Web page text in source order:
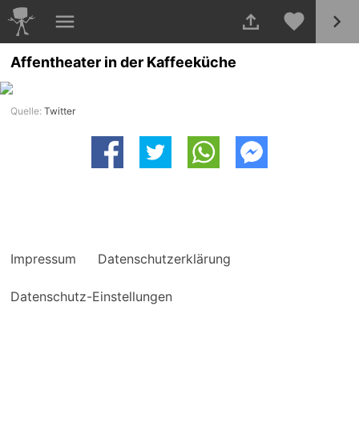
Affentheater in der Kaffeeküche
Quelle:Twitter
Impressum Datenschutzerklärung
Datenschutz-Einstellungen